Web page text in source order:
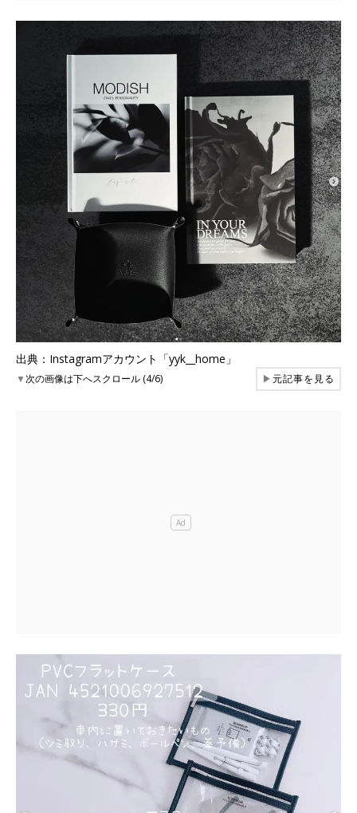
出典：Instagramアカウント「yyk__home」
▼次の画像は下へスクロール (4/6) ▶元記事を見る